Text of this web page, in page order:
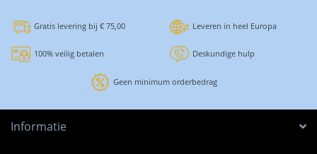
Gratis levering bij € 75,00 Leveren in heel Europa
100% veilig betalen Deskundige hulp
Geen minimum orderbedrag
Informatie